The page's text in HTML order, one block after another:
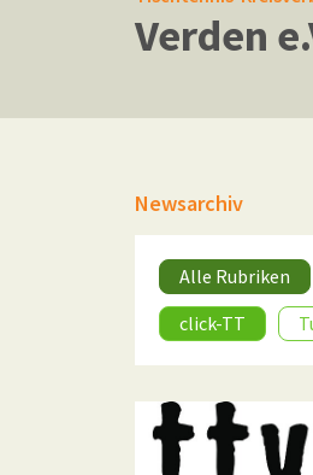
Verden
Newsarchiv
Alle Rubriken
click-TT